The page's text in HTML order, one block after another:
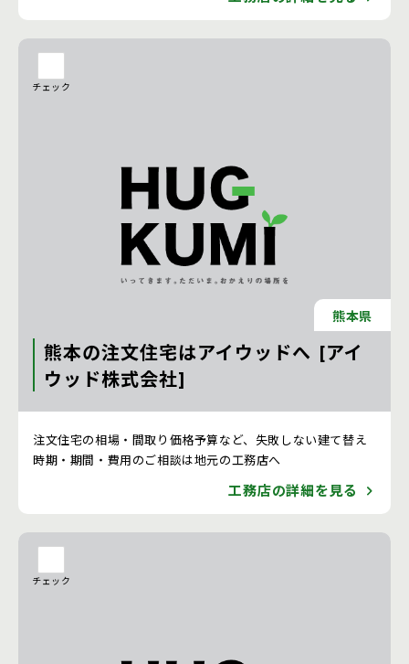
チェック
熊本県
熊本の注文住宅はアイウッドへ [アイ
ウッド株式会社]
注文住宅の相場・間取り価格予算など、失敗しない建て替え
時期・期間・費用のご相談は地元の工務店へ
工務店の詳細を見る
チェック